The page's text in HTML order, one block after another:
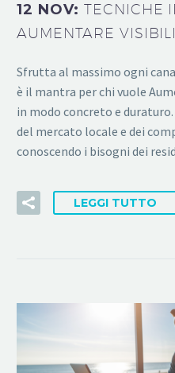
12 NOV:TECNICHE
AUMENTARE
Sfrutta al massimo ogni
è il mantra per chi vuole
in modo concreto e
del mercato locale e dei
conoscendo i bisogni dei
LEGGI TUTTO